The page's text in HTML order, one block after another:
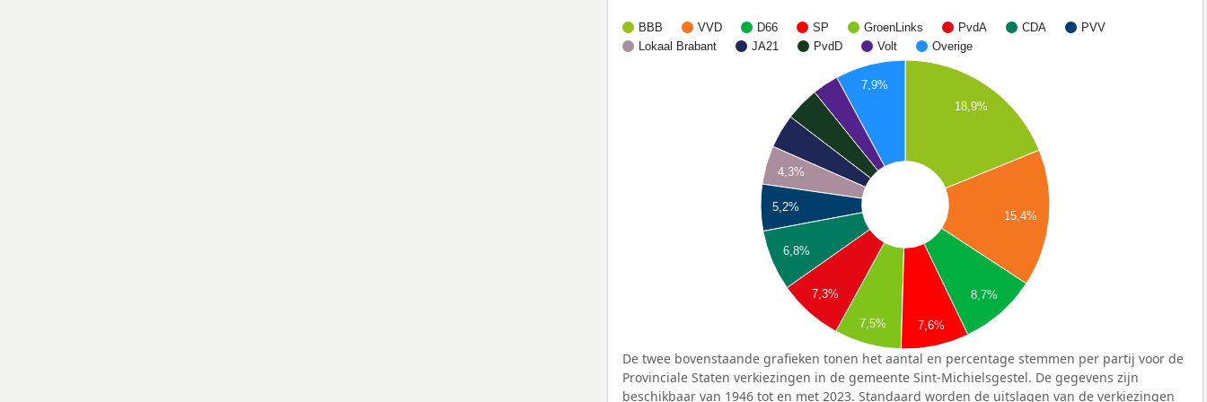
BBB VVD D66 SP GroenLinks PvdA CDA
PVV
Lokaal Brabant
JA21 PvdD Volt Overige
18,9%
15,4%
8,7%
7,9%
4,3%
5,2%
6,8%
7,3%
7,5% 7,6%
De twee bovenstaande grafieken tonen het aantal en percentage stemmen per partij voor de
Provinciale Staten verkiezingen in de gemeente Sint-Michielsgestel. De gegevens zijn
beschikbaar van 1946 tot en met 2023. Standaard worden de uitslagen van de verkiezingen